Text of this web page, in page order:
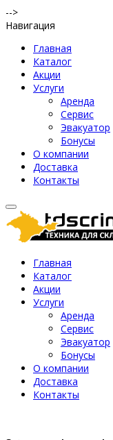
-->
Навигация
Главная
Каталог
Акции
Услуги
Аренда
Сервис
Эвакуатор
Бонусы
О компании
Доставка
Контакты
Главная
Каталог
Акции
Услуги
Аренда
Сервис
Эвакуатор
Бонусы
О компании
Доставка
Контакты